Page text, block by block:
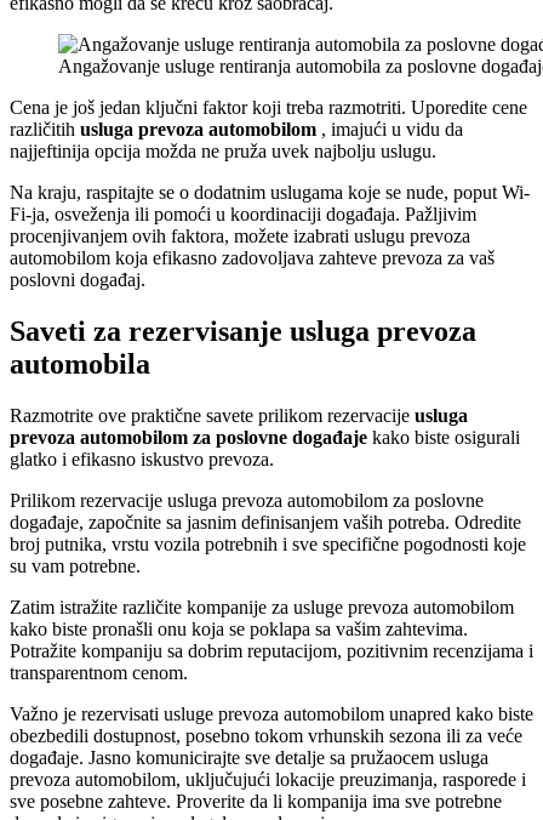
Angažovanje usluge rentiranja automobila za poslovne
Cena je još jedan ključni faktor koji treba razmotriti. Uporedite cene
različitih usluga prevoza automobilom , imajući u vidu da
najjeftinija opcija možda ne pruža uvek najbolju uslugu.
Na kraju, raspitajte se o dodatnim uslugama koje se nude, poput Wi-
Fi-ja, osveženja ili pomoći u koordinaciji događaja. Pažljivim
procenjivanjem ovih faktora, možete izabrati uslugu prevoza
automobilom koja efikasno zadovoljava zahteve prevoza za vaš
poslovni događaj.
Saveti za rezervisanje usluga prevoza
automobila
Razmotrite ove praktične savete prilikom rezervacije usluga
prevoza automobilom za poslovne događaje kako biste osigurali
glatko i efikasno iskustvo prevoza.
Prilikom rezervacije usluga prevoza automobilom za poslovne
događaje, započnite sa jasnim definisanjem vaših potreba. Odredite
broj putnika, vrstu vozila potrebnih i sve specifične pogodnosti koje
su vam potrebne.
Zatim istražite različite kompanije za usluge prevoza automobilom
kako biste pronašli onu koja se poklapa sa vašim zahtevima.
Potražite kompaniju sa dobrim reputacijom, pozitivnim recenzijama i
transparentnom cenom.
Važno je rezervisati usluge prevoza automobilom unapred kako biste
obezbedili dostupnost, posebno tokom vrhunskih sezona ili za veće
događaje. Jasno komunicirajte sve detalje sa pružaocem usluga
prevoza automobilom, uključujući lokacije preuzimanja, rasporede i
sve posebne zahteve. Proverite da li kompanija ima sve potrebne